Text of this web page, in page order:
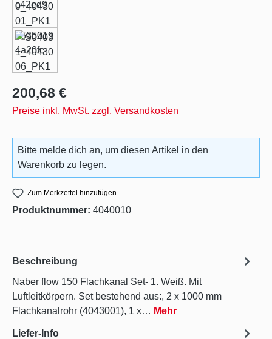
Regulärer Preis:
200,68 €
Preise inkl. MwSt. zzgl. Versandkosten
Bitte melde dich an, um diesen Artikel in den
Warenkorb zu legen.
Zum Merkzettel hinzufügen
Produktnummer: 4040010
Beschreibung
Naber flow 150 Flachkanal Set- 1. Weiß. Mit
Luftleitkörpern. Set bestehend aus:, 2 x 1000 mm
Flachkanalrohr (4043001), 1 x… Mehr
Liefer-Info